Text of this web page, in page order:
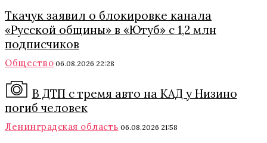
Ткачук заявил о блокировке канала
«Русской общины» в «Ютуб» с 1,2 млн
подписчиков
Общество 06.08.2026 22:28
В ДТП с тремя авто на КАД у Низино
погиб человек
Ленинградская область 06.08.2026 21:58